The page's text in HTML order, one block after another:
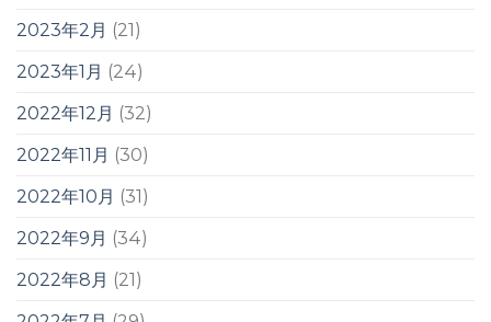
2023年2月 (21)
2023年1月 (24)
2022年12月 (32)
2022年11月 (30)
2022年10月 (31)
2022年9月 (34)
2022年8月 (21)